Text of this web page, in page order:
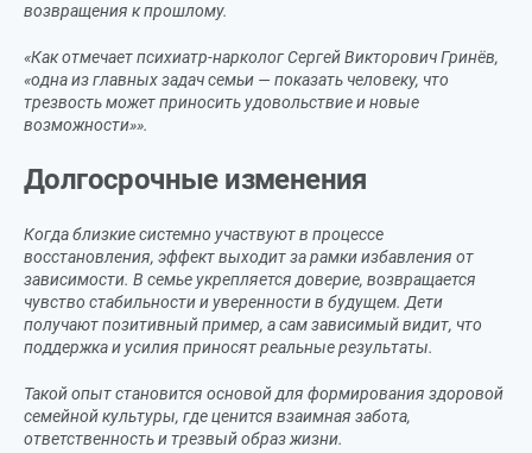
возвращения к прошлому.
«Как отмечает психиатр-нарколог Сергей Викторович Гринёв,
«одна из главных задач семьи — показать человеку, что
трезвость может приносить удовольствие и новые
возможности»».
Долгосрочные изменения
Когда близкие системно участвуют в процессе
восстановления, эффект выходит за рамки избавления от
зависимости. В семье укрепляется доверие, возвращается
чувство стабильности и уверенности в будущем. Дети
получают позитивный пример, а сам зависимый видит, что
поддержка и усилия приносят реальные результаты.
Такой опыт становится основой для формирования здоровой
семейной культуры, где ценится взаимная забота,
ответственность и трезвый образ жизни.